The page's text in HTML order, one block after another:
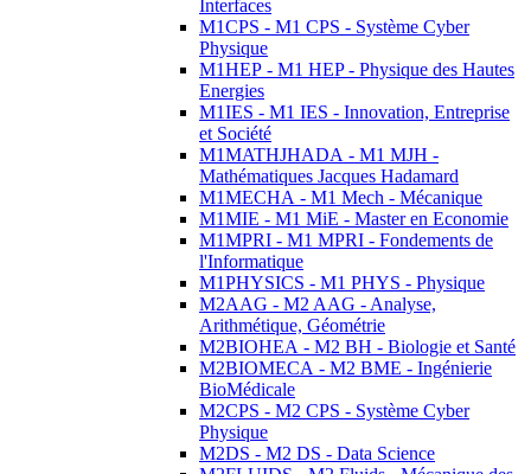
Interfaces
M1CPS - M1 CPS - Système Cyber
Physique
M1HEP - M1 HEP - Physique des Hautes
Energies
M1IES - M1 IES - Innovation, Entreprise
et Société
M1MATHJHADA - M1 MJH -
Mathématiques Jacques Hadamard
M1MECHA - M1 Mech - Mécanique
M1MIE - M1 MiE - Master en Economie
M1MPRI - M1 MPRI - Fondements de
l'Informatique
M1PHYSICS - M1 PHYS - Physique
M2AAG - M2 AAG - Analyse,
Arithmétique, Géométrie
M2BIOHEA - M2 BH - Biologie et Santé
M2BIOMECA - M2 BME - Ingénierie
BioMédicale
M2CPS - M2 CPS - Système Cyber
Physique
M2DS - M2 DS - Data Science